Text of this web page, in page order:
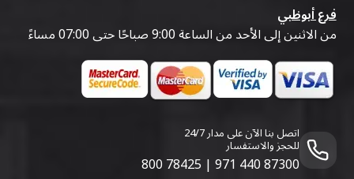
فرع أبوظبي
من الاثنين إلى الأحد من الساعة 9:00 صباحًا حتى 07:00 مساءً
اتصل بنا الآن على مدار 24/7
للحجز والاستفسار
800 78425 | 971 440 87300